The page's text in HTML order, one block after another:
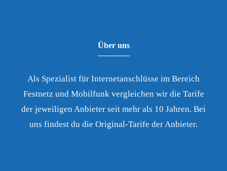
Über uns
Als Spezialist für Internetanschlüsse im Bereich
Festnetz und Mobilfunk vergleichen wir die Tarife
der jeweiligen Anbieter seit mehr als 10 Jahren. Bei
uns findest du die Original-Tarife der Anbieter.